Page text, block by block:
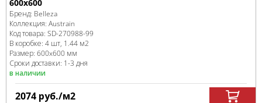
600x600
Бренд: Belleza
Коллекция: Austrain
Код товара: SD-270988-99
В коробке: 4 шт, 1.44 м2
Размер: 600x600 мм
Сроки доставки: 1-3 дня
в наличии
2074 руб./м2